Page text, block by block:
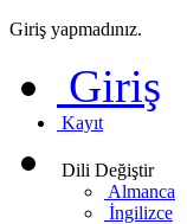
Giriş yapmadınız.
Giriş
Kayıt
Dili Değiştir
Almanca
İngilizce